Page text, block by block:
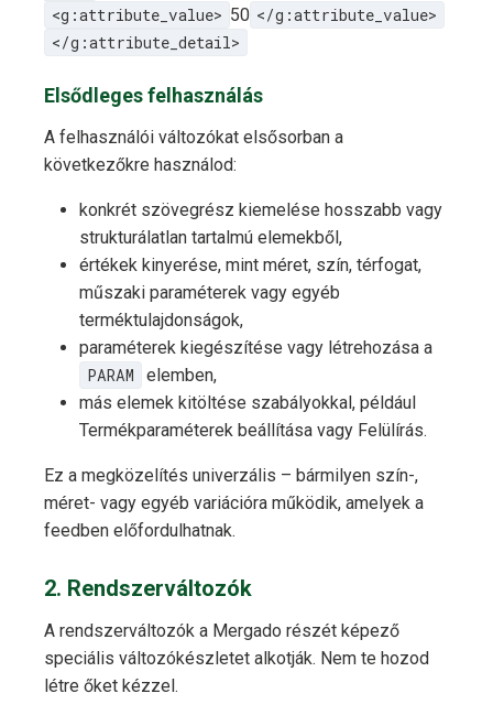
<g:attribute_value> 50 </g:attribute_value>
</g:attribute_detail>
Elsődleges felhasználás
A felhasználói változókat elsősorban a
következőkre használod:
konkrét szövegrész kiemelése hosszabb vagy
strukturálatlan tartalmú elemekből,
értékek kinyerése, mint méret, szín, térfogat,
műszaki paraméterek vagy egyéb
terméktulajdonságok,
paraméterek kiegészítése vagy létrehozása a
PARAM
elemben,
más elemek kitöltése szabályokkal, például
Termékparaméterek beállítása vagy Felülírás.
Ez a megközelítés univerzális – bármilyen szín-,
méret- vagy egyéb variációra működik, amelyek a
feedben előfordulhatnak.
2. Rendszerváltozók
A rendszerváltozók a Mergado részét képező
speciális változókészletet alkotják. Nem te hozod
létre őket kézzel.